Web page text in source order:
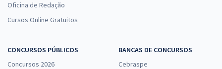
Oficina de Redação
Cursos Online Gratuitos
CONCURSOS PÚBLICOS
Concursos 2026
BANCAS DE CONCURSOS
Cebraspe